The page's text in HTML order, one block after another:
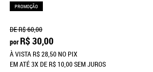
PROMOÇÃO
DER$ 60,00
por R$ 30,00
À VISTA R$ 28,50 NO PIX
EM ATÉ3X DE R$ 10,00SEM JUROS